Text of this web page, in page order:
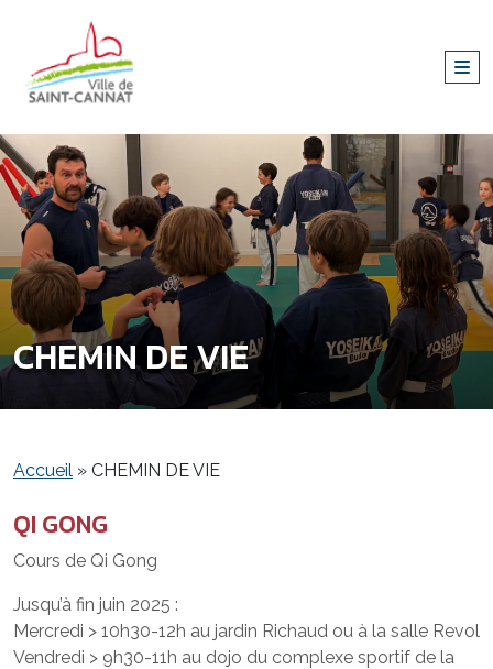
CHEMIN DE VIE
Accueil » CHEMIN DE VIE
QI GONG
Cours de Qi Gong
Jusqu’à fin juin 2025 :
Mercredi > 10h30-12h au jardin Richaud ou à la salle Revol
Vendredi > 9h30-11h au dojo du complexe sportif de la